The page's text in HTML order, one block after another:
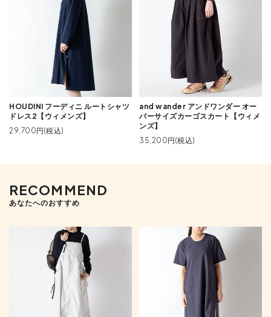
HOUDINI フーディニ ルートシャツ
ドレス2【ウィメンズ】
29,700円(税込)
and wander アンドワンダー オー
バーサイズカーゴスカート【ウィメ
ンズ】
35,200円(税込)
RECOMMEND
あなたへのおすすめ